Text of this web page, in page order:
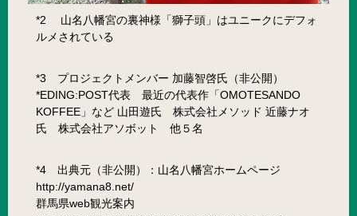
*2 山名八幡宮の裏神様「獅子頭」はユニークにデフォ
ルメされている
*3 プロジェクトメンバー 加藤智啓氏（非公開）
*EDING:POST代表 最近の代表作「OMOTESANDO
KOFFEE」など 山田遊氏 株式会社メソッド 近藤ナオ
氏 株式会社アソボット 他５名
*4 出典元（非公開）：山名八幡宮ホームページ
http://yamana8.net/
群馬県web観光案内